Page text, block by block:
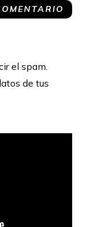
el spam.
de tus